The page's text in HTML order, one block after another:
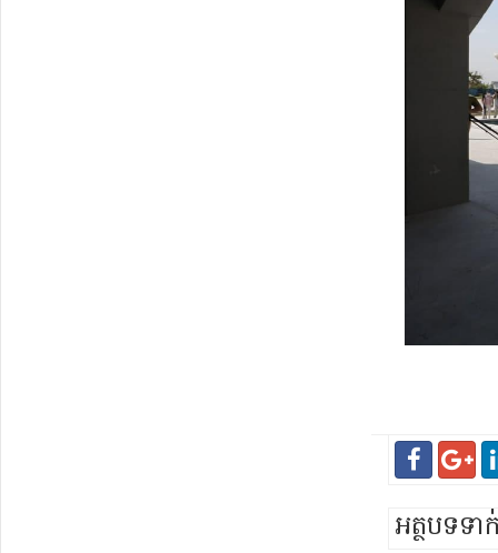
អត្ថបទទ